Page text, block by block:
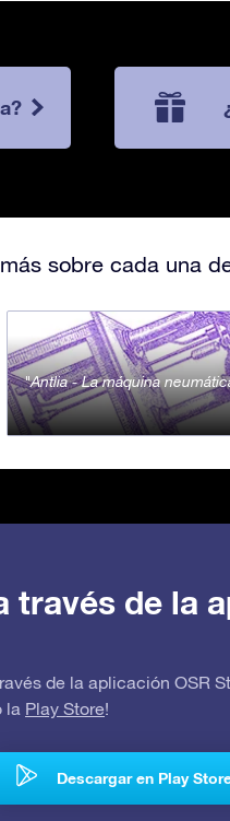
sobre cada una
Antlia - La máquina
través de la
de la aplicación OSR
la Play Store!
Descargar en Play